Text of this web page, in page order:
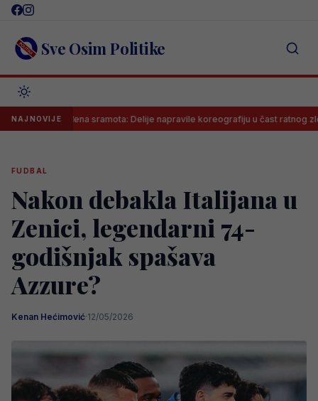
Skip
content Sve Osim Politike
NAJNOVIJE
Neviđena sramota: Delije napravile koreografiju u čast ratnog zločinca na
FUDBAL
Nakon debakla Italijana u
Zenici, legendarni 74-
godišnjak spašava
Azzure?
Kenan Hećimović·12/05/2026